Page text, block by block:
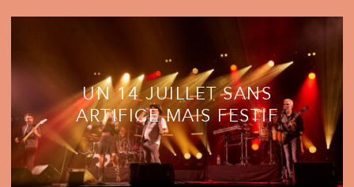
UN 14 JUILLET SANS
ARTIFICE MAIS FESTIF